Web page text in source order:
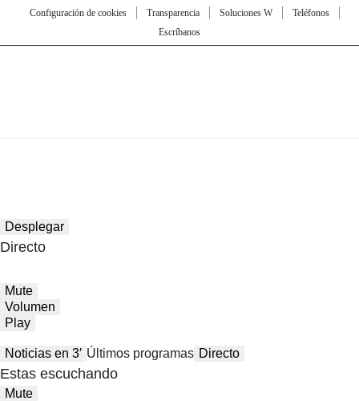
Configuración de cookies
Transparencia Soluciones W
Teléfonos
Escríbanos
Desplegar
Directo
Mute
Volumen
Play
Noticias en 3′ Últimos programas Directo
Estas escuchando
Mute